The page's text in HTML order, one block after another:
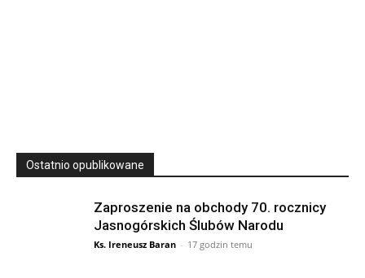
Ostatnio opublikowane
Zaproszenie na obchody 70. rocznicy
Jasnogórskich Ślubów Narodu
Ks. Ireneusz Baran - 17 godzin temu